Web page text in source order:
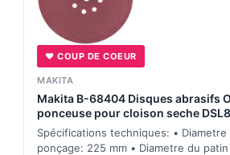
♥ COUP DE COEUR
MAKITA
Makita B-68404 Disques abrasifs
ponceuse pour cloison seche
Spécifications techniques: •
ponçage: 225 mm • Diametre du